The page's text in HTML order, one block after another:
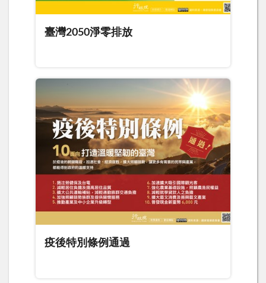
臺灣2050淨零排放
疫後特別條例通過